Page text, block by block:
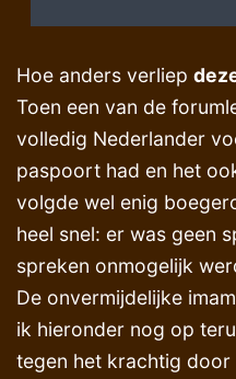
Hoe anders verliep
Toen een van de
volledig Nederlander
paspoort had en het
volgde wel enig
heel snel: er was geen
spreken onmogelijk
De onvermijdelijke
ik hieronder nog op
tegen het krachtig